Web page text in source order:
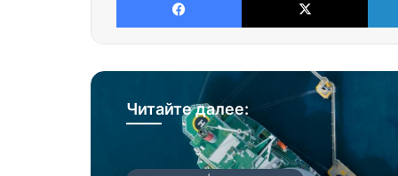
Читайте далее: